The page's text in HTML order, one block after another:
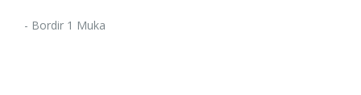
- Bordir 1 Muka